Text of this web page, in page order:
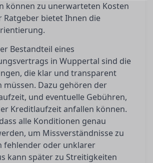
können zu unerwarteten Kosten
Ratgeber bietet Ihnen die
Bestandteil eines
in Wuppertal sind die
die klar und transparent
müssen. Dazu gehören der
und eventuelle Gebühren,
Kreditlaufzeit anfallen können.
alle Konditionen genau
um Missverständnisse zu
fehlender oder unklarer
kann später zu Streitigkeiten